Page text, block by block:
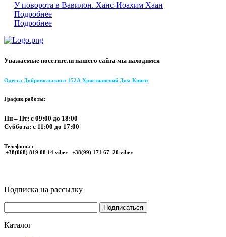
У поворота в Вавилон. Ханс-Иоахим Хаан
Подробнее
Подробнее
Уважаемые посетители нашего сайта мы находимся
Одесса Добровольского 152А Христианский Дом Книги
График работы:
Пн – Пт: с 09:00 до 18:00
Суббота: с 11:00 до 17:00
Телефоны :
+38(068) 819 08 14 viber +38(99) 171 67 20 viber
Подписка на рассылку
Каталог